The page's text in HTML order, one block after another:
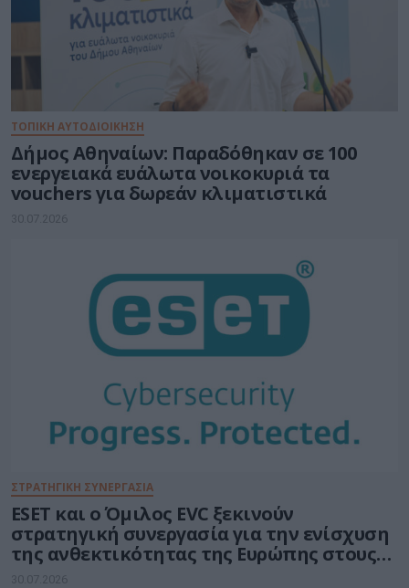
ΤΟΠΙΚΗ ΑΥΤΟΔΙΟΙΚΗΣΗ
Δήμος Αθηναίων: Παραδόθηκαν σε 100
ενεργειακά ευάλωτα νοικοκυριά τα
vouchers για δωρεάν κλιματιστικά
30.07.2026
ΣΤΡΑΤΗΓΙΚΗ ΣΥΝΕΡΓΑΣΙΑ
ESET και ο Όμιλος EVC ξεκινούν
στρατηγική συνεργασία για την ενίσχυση
της ανθεκτικότητας της Ευρώπης στους
τομείς κυβερνοασφάλειας και ενέργειας
30.07.2026